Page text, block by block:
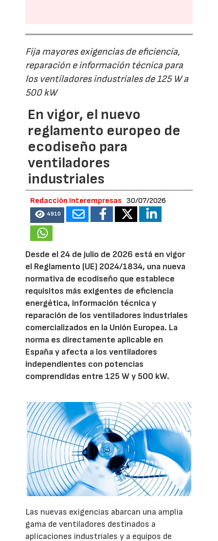
Fija mayores exigencias de eficiencia,
reparación e información técnica para
los ventiladores industriales de 125 W a
500 kW
En vigor, el nuevo
reglamento europeo de
ecodiseño para
ventiladores
industriales
Redacción Interempresas 30/07/2026
4910
Desde el 24 de julio de 2026 está en vigor
el Reglamento (UE) 2024/1834, una nueva
normativa de ecodiseño que establece
requisitos más exigentes de eficiencia
energética, información técnica y
reparación de los ventiladores industriales
comercializados en la Unión Europea. La
norma es directamente aplicable en
España y afecta a los ventiladores
independientes con potencias
comprendidas entre 125 W y 500 kW.
Las nuevas exigencias abarcan una amplia
gama de ventiladores destinados a
aplicaciones industriales y a equipos de